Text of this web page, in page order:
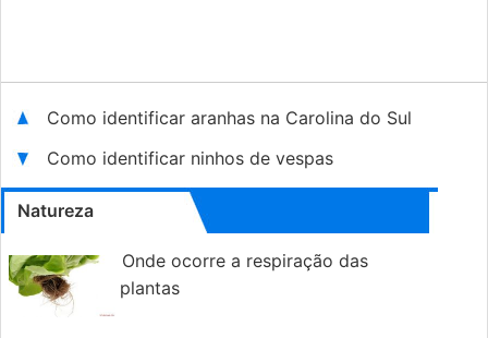
Como identificar aranhas na Carolina do Sul
Como identificar ninhos de vespas
Natureza
Onde ocorre a respiração das
plantas